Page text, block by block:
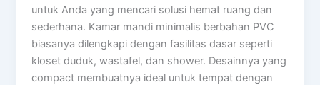
untuk Anda yang mencari solusi hemat ruang dan
sederhana. Kamar mandi minimalis berbahan PVC
biasanya dilengkapi dengan fasilitas dasar seperti
kloset duduk, wastafel, dan shower. Desainnya yang
compact membuatnya ideal untuk tempat dengan